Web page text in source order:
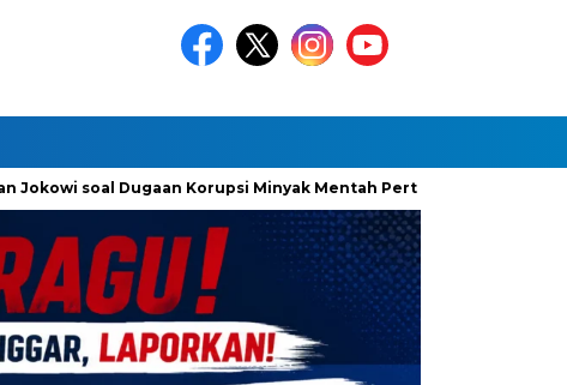
soal Dugaan Korupsi Minyak Mentah Pertamina